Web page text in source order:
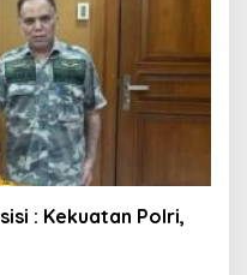
: Kekuatan Polri,